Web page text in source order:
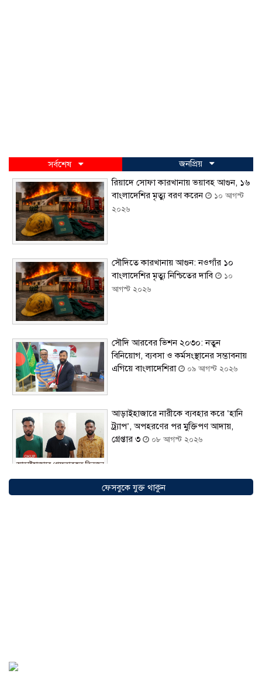
সর্বশেষ
জনপ্রিয়
রিয়াদে সোফা কারখানায় ভয়াবহ আগুন, ১৬
বাংলাদেশির মৃত্যু বরণ করেন
১০ আগস্ট
২০২৬
সৌদিতে কারখানায় আগুন: নওগাঁর ১০
বাংলাদেশির মৃত্যু নিশ্চিতের দাবি
১০
আগস্ট ২০২৬
সৌদি আরবের ভিশন ২০৩০: নতুন
বিনিয়োগ, ব্যবসা ও কর্মসংস্থানের সম্ভাবনায়
এগিয়ে বাংলাদেশিরা
০৯ আগস্ট ২০২৬
আড়াইহাজারে নারীকে ব্যবহার করে ‘হানি
ট্র্যাপ’, অপহরণের পর মুক্তিপণ আদায়,
গ্রেপ্তার ৩
০৮ আগস্ট ২০২৬
আন্তর্জাতিক আদিবাসী দিবস ২০২৬:
ফেসবুকে যুক্ত থাকুন